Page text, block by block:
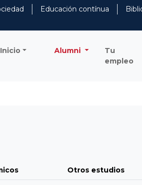
Educación contínua
Inicio Alumni
Tu
empleo
Otros estudios